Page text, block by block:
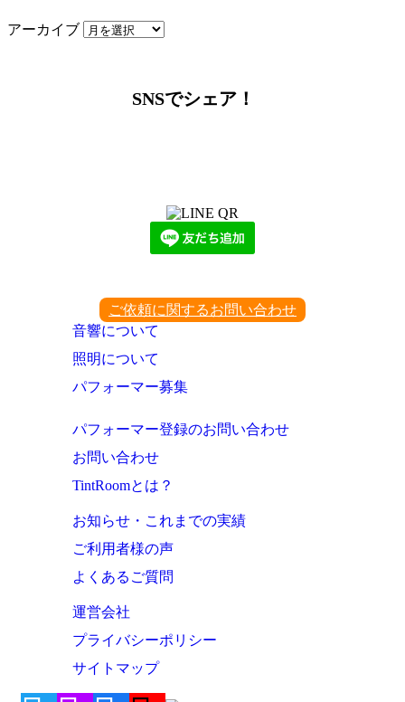
アーカイブ
SNSでシェア！
ご依頼に関するお問い合わせ
音響について
照明について
パフォーマー募集
パフォーマー登録のお問い合わせ
お問い合わせ
TintRoomとは？
お知らせ・これまでの実績
ご利用者様の声
よくあるご質問
運営会社
プライバシーポリシー
サイトマップ